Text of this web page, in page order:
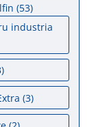
(53)
industria
(3)